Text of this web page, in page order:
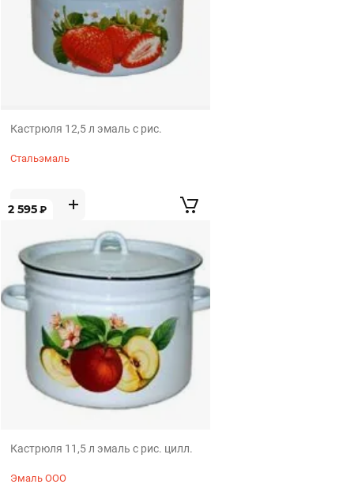
Кастрюля 12,5 л эмаль с рис.
Стальэмаль
2 595 ₽
Кастрюля 11,5 л эмаль с рис. цилл.
Эмаль ООО